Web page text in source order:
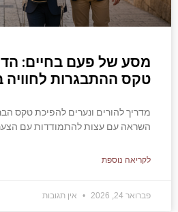
מסע של פעם בחיים:
טקס ההתבגרות
מדריך להורים ונערים להפיכת טקס
השראה עם עצות להתמודדות עם
לקריאה נוספת
פברואר 24, 2026 אין תגובות